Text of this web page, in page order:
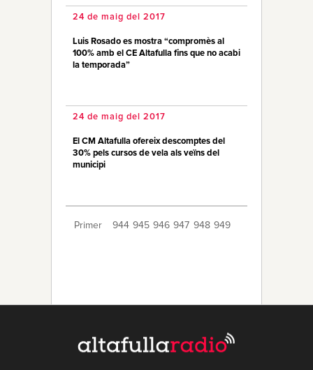
24 de maig del 2017
Luis Rosado es mostra “compromès al
100% amb el CE Altafulla fins que no acabi
la temporada”
24 de maig del 2017
El CM Altafulla ofereix descomptes del
30% pels cursos de vela als veïns del
municipi
Primer 944 945 946 947 948 949
958 959 960 961 962 Últim